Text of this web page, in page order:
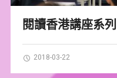
閱讀香港講座系
2018-03-22